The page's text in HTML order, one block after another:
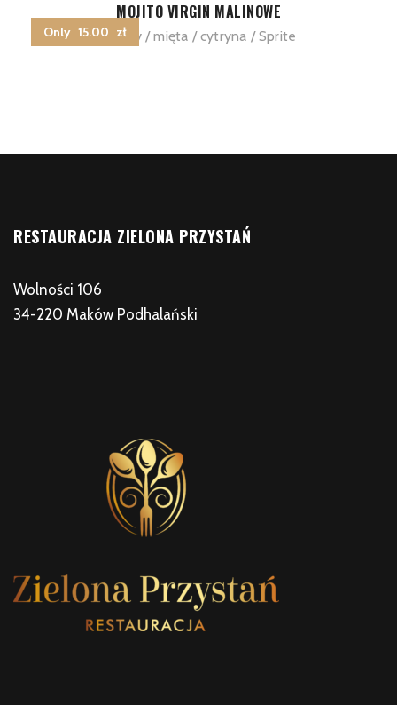
Only 15.00 zł
MOJITO VIRGIN MALINOWE
maliny / mięta / cytryna / Sprite
RESTAURACJA ZIELONA PRZYSTAŃ
Wolności 106
34-220 Maków Podhalański